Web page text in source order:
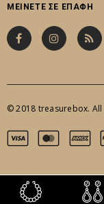
ΜΕΙΝΕΤΕ ΣΕ ΕΠΑΦΗ
© 2018 treasurebox. All